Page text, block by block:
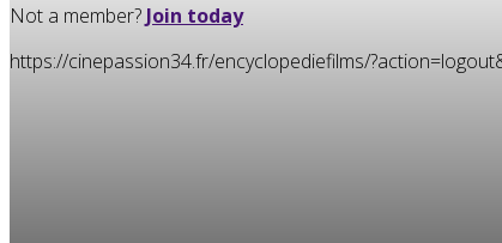
Not a member? Join today
https://cinepassion34.fr/encyclopediefilms/